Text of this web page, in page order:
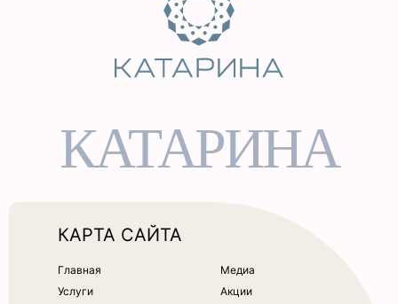
КАТАРИНА
КАРТА САЙТА
Главная
Услуги
Медиа
Акции